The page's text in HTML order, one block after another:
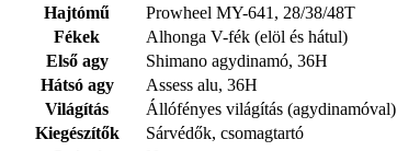
Hajtómű
Prowheel MY-641, 28/38/48T
Fékek
Alhonga V-fék (elöl és hátul)
Első agy
Shimano agydinamó, 36H
Hátsó agy
Assess alu, 36H
Világítás
Állófényes világítás (agydinamóval)
Kiegészítők
Sárvédők, csomagtartó